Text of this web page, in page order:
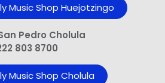
Music Shop Huejotzingo
Pedro Cholula
803 8700
Music Shop Cholula